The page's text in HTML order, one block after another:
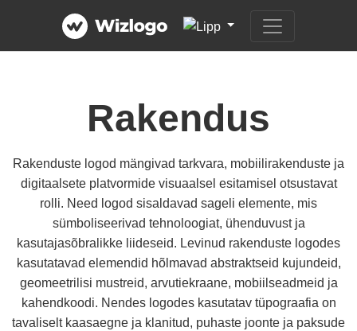
Rakendus
Rakenduste logod mängivad tarkvara, mobiilirakenduste ja
digitaalsete platvormide visuaalsel esitamisel otsustavat
rolli. Need logod sisaldavad sageli elemente, mis
sümboliseerivad tehnoloogiat, ühenduvust ja
kasutajasõbralikke liideseid. Levinud rakenduste logodes
kasutatavad elemendid hõlmavad abstraktseid kujundeid,
geomeetrilisi mustreid, arvutiekraane, mobiilseadmeid ja
kahendkoodi. Nendes logodes kasutatav tüpograafia on
tavaliselt kaasaegne ja klanitud, puhaste joonte ja paksude